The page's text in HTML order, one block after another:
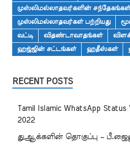
முஸ்லிமல்லாதவர்களின் சந்தேகங்கள்
முஸ்லிமல்லாதவர்கள் பற்றியது
வட்டி
விதண்டாவாதங்கள்
ஹஜ்ஜின் சட்டங்கள்
ஹதீஸ்கள்
RECENT POSTS
Tamil Islamic WhatsApp Status
2022
துஆக்களின் தொகுப்பு –